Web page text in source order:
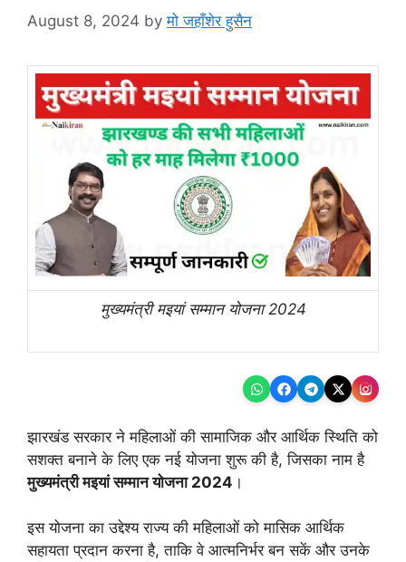
August 8, 2024 byमो जहाँशेर हुसैन
मुख्यमंत्री मइयां सम्मान योजना 2024
झारखंड सरकार ने महिलाओं की सामाजिक और आर्थिक स्थिति को
सशक्त बनाने के लिए एक नई योजना शुरू की है, जिसका नाम है
मुख्यमंत्री मइयां सम्मान योजना 2024 ।
इस योजना का उद्देश्य राज्य की महिलाओं को मासिक आर्थिक
सहायता प्रदान करना है, ताकि वे आत्मनिर्भर बन सकें और उनके